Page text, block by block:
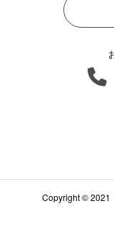
Copyright © 2021